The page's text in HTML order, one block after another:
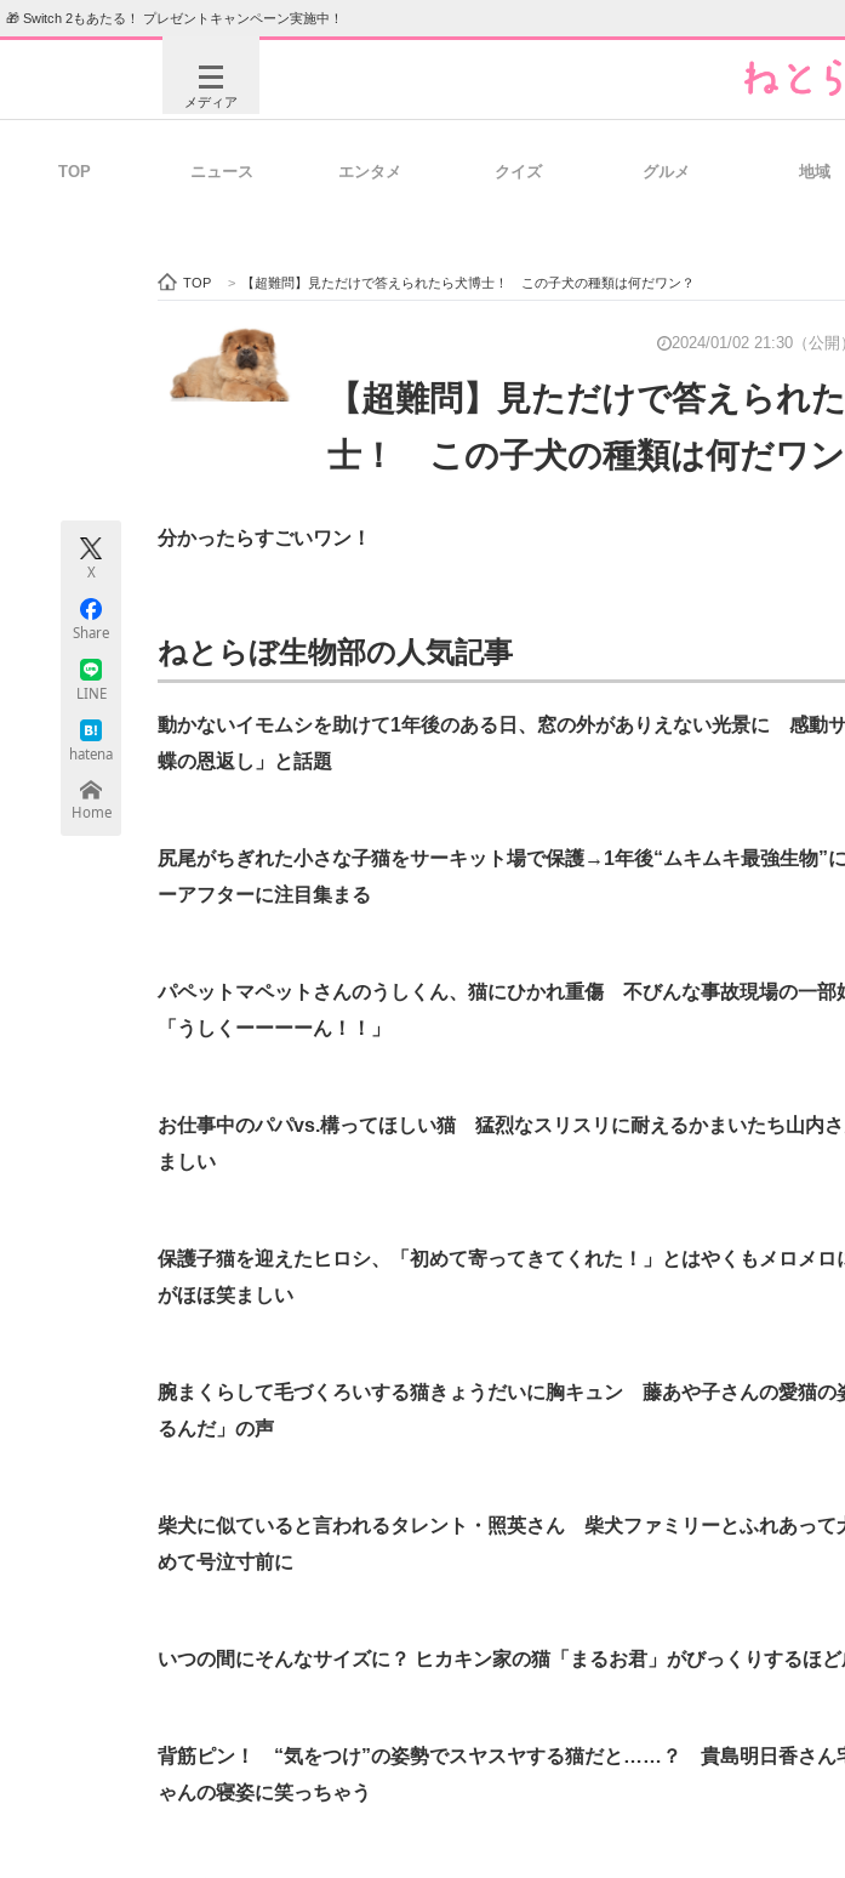
🎁 Switch 2もあたる！ プレゼントキャンペーン実施中！
メディア
ビジネスと働き方のヒント
ITエンジニア向け専門サイト 企業向けIT製品の総合サイト IT製品の技術・比
TOP ニュース エンタメ クイズ グルメ 地域
TOP > 【超難問】見ただけで答えられたら犬博士！ この子犬の種類は何だワン？
2024/01/02 21:30（公開
【超難問】見ただけで答えられ
士！ この子犬の種類は何だワン
X
Share
LINE
hatena
Home
分かったらすごいワン！
ねとらぼ生物部の人気記事
動かないイモムシを助けて1年後のある日、窓の外がありえない光景に 感動
蝶の恩返し」と話題
尻尾がちぎれた小さな子猫をサーキット場で保護→1年後“ムキムキ最強生物”
ーアフターに注目集まる
パペットマペットさんのうしくん、猫にひかれ重傷 不びんな事故現場の一部
「うしくーーーーん！！」
お仕事中のパパvs.構ってほしい猫 猛烈なスリスリに耐えるかまいたち山内
ましい
保護子猫を迎えたヒロシ、「初めて寄ってきてくれた！」とはやくもメロメ
がほほ笑ましい
腕まくらして毛づくろいする猫きょうだいに胸キュン 藤あや子さんの愛猫の
るんだ」の声
柴犬に似ていると言われるタレント・照英さん 柴犬ファミリーとふれあっ
めて号泣寸前に
いつの間にそんなサイズに？ ヒカキン家の猫「まるお君」がびっくりするほ
背筋ピン！ “気をつけ”の姿勢でスヤスヤする猫だと……？ 貴島明日香さん
ゃんの寝姿に笑っちゃう